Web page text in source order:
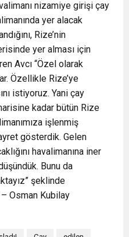
nizamiye girişi çay
yer alacak
Rize’nin
yer alması için
Avcı “Özel olarak
Özellikle Rize’ye
istiyoruz. Yani çay
kadar bütün Rize
işlenmiş
gösterdik. Gelen
havalimanına iner
Bunu da
şeklinde
Osman Kubilay